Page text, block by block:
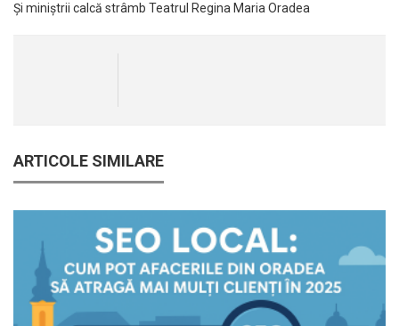
Și miniștrii calcă strâmb Teatrul Regina Maria Oradea
ARTICOLE SIMILARE